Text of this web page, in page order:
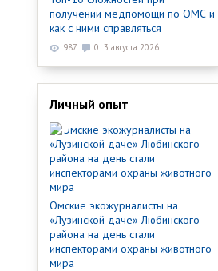
получении медпомощи по ОМС и
как с ними справляться
987 0 3 августа 2026
Личный опыт
Омские экожурналисты на
«Лузинской даче» Любинского
района на день стали
инспекторами охраны животного
мира